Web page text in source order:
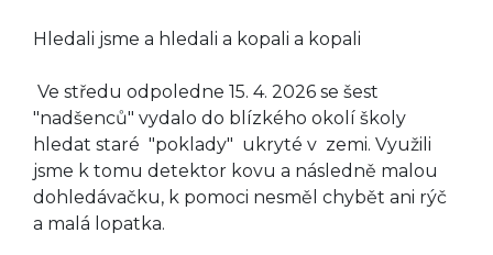
Hledali jsme a hledali a kopali a kopali
Ve středu odpoledne 15. 4. 2026 se šest
"nadšenců" vydalo do blízkého okolí školy
hledat staré "poklady" ukryté v zemi. Využili
jsme k tomu detektor kovu a následně malou
dohledávačku, k pomoci nesměl chybět ani rýč
a malá lopatka.